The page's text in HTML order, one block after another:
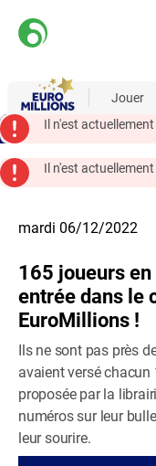
À propos Jouer
Il n'est
Il n'est
mardi 06/12/2022
165 joueurs
entrée dans le
EuroMillions !
Ils ne sont pas près
avaient versé
proposée par la
numéros sur leur
leur sourire.